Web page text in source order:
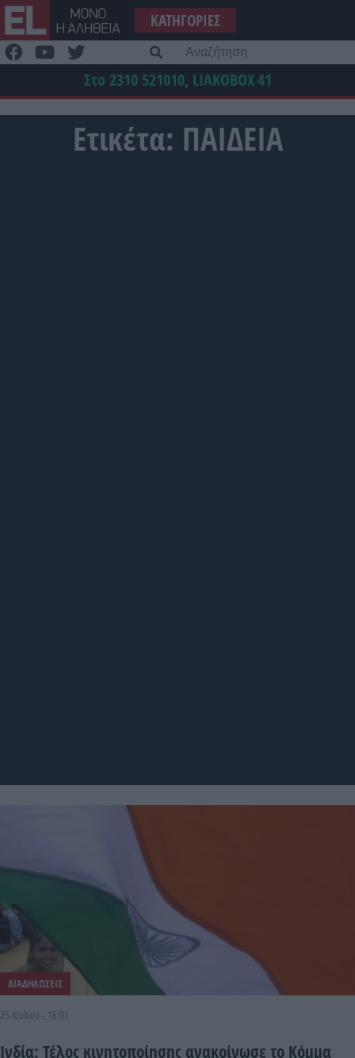
Μετάβαση
στο
περιεχόμενο
ΚΑΤΗΓΟΡΊΕΣ
Στο 2310 521010, LIAKOBOX41
Ετικέτα: ΠΑΙΔΕΙΑ
ΔΙΑΔΗΛΩΣΕΙΣ
25 Ιουλίου - 16:01
Ινδία: Τέλος κινητοποίησης ανακοίνωσε το Κόμμα